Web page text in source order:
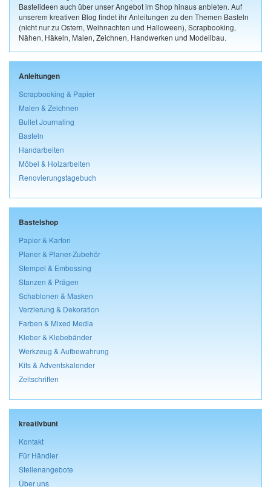
Bastelideen auch über unser Angebot im Shop hinaus anbieten. Auf
unserem kreativen Blog findet ihr Anleitungen zu den Themen Basteln
(nicht nur zu Ostern, Weihnachten und Halloween), Scrapbooking,
Nähen, Häkeln, Malen, Zeichnen, Handwerken und Modellbau.
Anleitungen
Scrapbooking & Papier
Malen & Zeichnen
Bullet Journaling
Basteln
Handarbeiten
Möbel & Holzarbeiten
Renovierungstagebuch
Bastelshop
Papier & Karton
Planer & Planer-Zubehör
Stempel & Embossing
Stanzen & Prägen
Schablonen & Masken
Verzierung & Dekoration
Farben & Mixed Media
Kleber & Klebebänder
Werkzeug & Aufbewahrung
Kits & Adventskalender
Zeitschriften
kreativbunt
Kontakt
Für Händler
Stellenangebote
Über uns